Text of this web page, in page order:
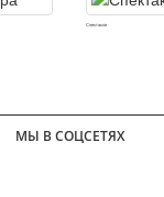
Спектакли
МЫ В СОЦСЕТЯХ